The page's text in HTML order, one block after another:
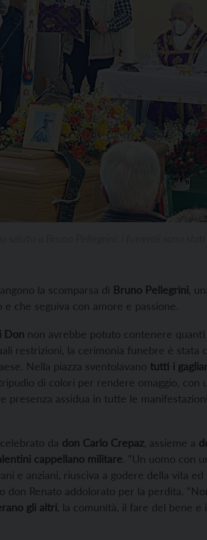
la scomparsa di Bruno Pellegrini,
che seguiva con amore e passione.
Don non avrebbe potuto contenere
restrizioni, la cerimonia funebre è stata
Nella piazza sventolavano tutti i
di colori per rendere omaggio, con
presenza assidua in tutte le
da don Carlo Crepaz, assieme a
cappellano militare. “Un uomo con
e anziani, riusciva a godere della vita
don Renato addolorato per la perdita.
gli altri, la comunità, il fare del bene e